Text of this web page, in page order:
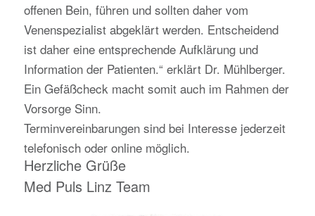
offenen Bein, führen und sollten daher vom
Venenspezialist abgeklärt werden. Entscheidend
ist daher eine entsprechende Aufklärung und
Information der Patienten.“ erklärt Dr. Mühlberger.
Ein Gefäßcheck macht somit auch im Rahmen der
Vorsorge Sinn.
Terminvereinbarungen sind bei Interesse jederzeit
telefonisch oder online möglich.
Herzliche Grüße
Med Puls Linz Team